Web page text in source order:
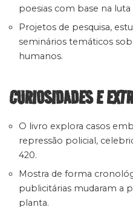
poesias com base na luta
Projetos de pesquisa,
seminários temáticos
humanos.
CURIOSIDADES E
O livro explora casos
repressão policial,
420.
Mostra de forma
publicitárias mudaram a
planta.